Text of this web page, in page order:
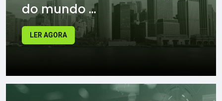
do mundo ...
LER AGORA